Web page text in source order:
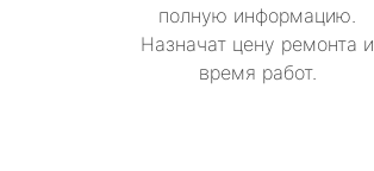
полную информацию.
Назначат цену ремонта и
время работ.